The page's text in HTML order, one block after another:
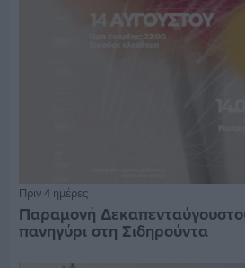
Πριν 4 ημέρες
Παραμονή
πανηγύρι στη Σιδηρούντα